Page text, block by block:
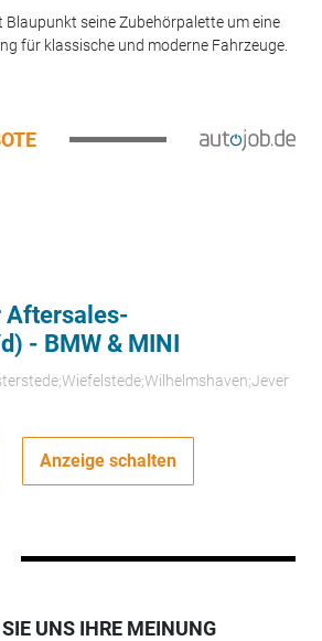
Blaupunkt seine Zubehörpalette um eine
für klassische und moderne Fahrzeuge.
Aftersales-
- BMW & MINI
Anzeige schalten
UNS IHRE MEINUNG